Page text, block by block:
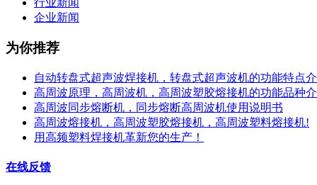
行业新闻
企业新闻
为你推荐
自动转盘式超声波焊接机，转盘式超声波机的功能特点
高周波原理，高周波机，高周波塑胶熔接机的功能品种介
高周波同步熔断机，同步熔断高周波机使用说明书
高周波熔接机，高周波塑胶熔接机，高周波塑料熔接机!
用高频塑料焊接机革新您的生产！
在线反馈